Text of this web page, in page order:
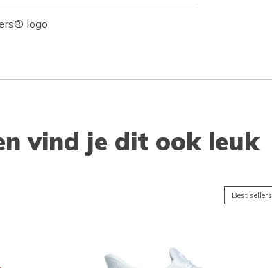
logo
vind je dit ook leuk
Best sellers